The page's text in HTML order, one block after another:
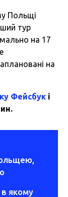
Польщі
тур
на 17
на
Фейсбук і
в якому